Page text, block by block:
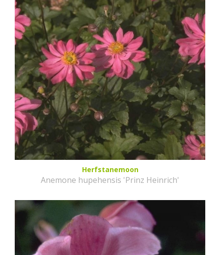
Herfstanemoon
Anemone hupehensis 'Prinz Heinrich'